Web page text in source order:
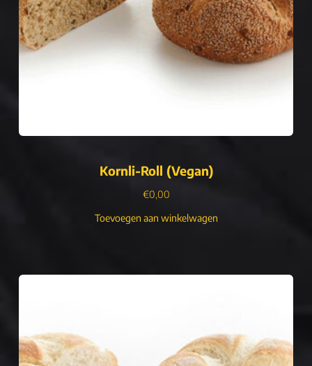
Kornli-Roll (Vegan)
€0,00
Toevoegen aan winkelwagen